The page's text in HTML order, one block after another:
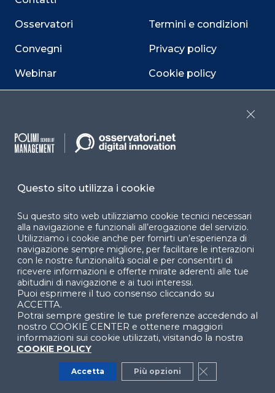
Osservatori
Convegni
Webinar
Termini e condizioni
Privacy policy
Cookie policy
accessibilità
Facebook LinkedIn
YouTube X
© 2024 Copyright © Politecnico di Milano Dipartimento
di Ingegneria Gestionale
Questo sito utilizza i cookie
Su questo sito web utilizziamo cookie tecnici necessari
alla navigazione e funzionali all’erogazione del servizio.
Utilizziamo i cookie anche per fornirti un’esperienza di
navigazione sempre migliore, per facilitare le interazioni
con le nostre funzionalità social e per consentirti di
ricevere informazioni e offerte mirate aderenti alle tue
abitudini di navigazione e ai tuoi interessi.
Puoi esprimere il tuo consenso cliccando su
ACCETTA.
Potrai sempre gestire le tue preferenze accedendo al
nostro COOKIE CENTER e ottenere maggiori
informazioni sui cookie utilizzati, visitando la nostra
COOKIE POLICY
Accetta Più opzioni Close GDPR